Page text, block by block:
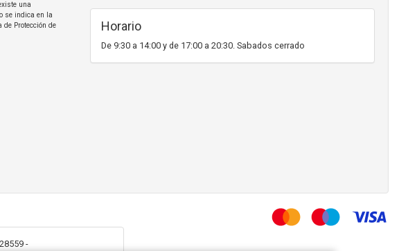
una
se indica en la
Protección de
Horario
De 9:30 a 14:00 y de 17:00 a 20:30. Sabados cerrado
-